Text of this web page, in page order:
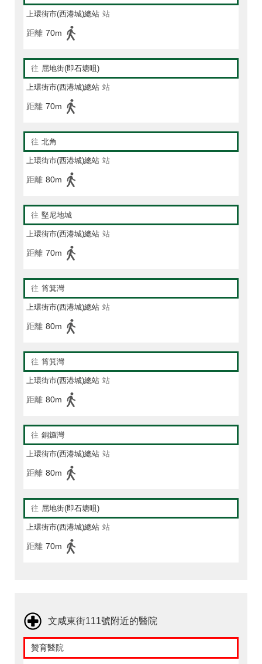
上環街市(西港城)總站 站
距離 70m
往 屈地街(即石塘咀)
上環街市(西港城)總站 站
距離 70m
往 北角
上環街市(西港城)總站 站
距離 80m
往 堅尼地城
上環街市(西港城)總站 站
距離 70m
往 筲箕灣
上環街市(西港城)總站 站
距離 80m
往 筲箕灣
上環街市(西港城)總站 站
距離 80m
往 銅鑼灣
上環街市(西港城)總站 站
距離 80m
往 屈地街(即石塘咀)
上環街市(西港城)總站 站
距離 70m
文咸東街111號附近的醫院
贊育醫院